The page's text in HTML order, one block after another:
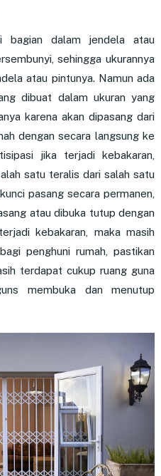
bagian dalam jendela atau
sehingga ukurannya
atau pintunya. Namun ada
dibuat dalam ukuran yang
karena akan dipasang dari
dengan secara langsung ke
jika terjadi kebakaran,
satu teralis dari salah satu
pasang secara permanen,
atau dibuka tutup dengan
kebakaran, maka masih
penghuni rumah, pastikan
terdapat cukup ruang guna
membuka dan menutup